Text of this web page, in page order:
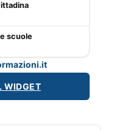
scuole
WIDGET